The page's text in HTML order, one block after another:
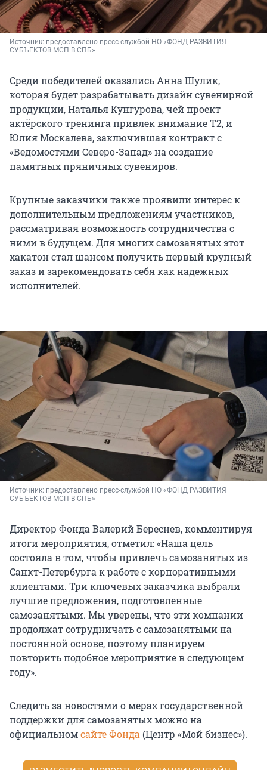
Источник: предоставлено пресс-службой НО «ФОНД РАЗВИТИЯ
СУБЪЕКТОВ МСП В СПБ»
Среди победителей оказались Анна Шулик,
которая будет разрабатывать дизайн сувенирной
продукции, Наталья Кунгурова, чей проект
актёрского тренинга привлек внимание T2, и
Юлия Москалева, заключившая контракт с
«Ведомостями Северо-Запад» на создание
памятных пряничных сувениров.
Крупные заказчики также проявили интерес к
дополнительным предложениям участников,
рассматривая возможность сотрудничества с
ними в будущем. Для многих самозанятых этот
хакатон стал шансом получить первый крупный
заказ и зарекомендовать себя как надежных
исполнителей.
Источник: предоставлено пресс-службой НО «ФОНД РАЗВИТИЯ
СУБЪЕКТОВ МСП В СПБ»
Директор Фонда Валерий Береснев, комментируя
итоги мероприятия, отметил: «Наша цель
состояла в том, чтобы привлечь самозанятых из
Санкт-Петербурга к работе с корпоративными
клиентами. Три ключевых заказчика выбрали
лучшие предложения, подготовленные
самозанятыми. Мы уверены, что эти компании
продолжат сотрудничать с самозанятыми на
постоянной основе, поэтому планируем
повторить подобное мероприятие в следующем
году».
Следить за новостями о мерах государственной
поддержки для самозанятых можно на
официальномсайте Фонда (Центр «Мой бизнес»).